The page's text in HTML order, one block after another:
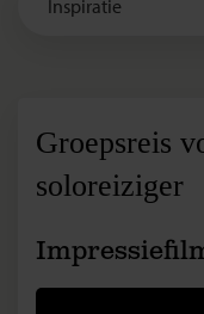
Groepsreis
soloreiziger